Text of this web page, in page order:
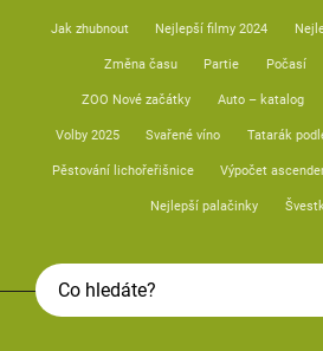
Jak zhubnout Nejlepší filmy 2024
Změna času Partie Počasí
ZOO Nové začátky Auto – katalog
Volby 2025 Svařené víno Tatarák
Pěstování lichořeřišnice Výpočet
Nejlepší palačinky